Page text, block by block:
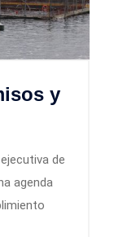
y
de
agenda